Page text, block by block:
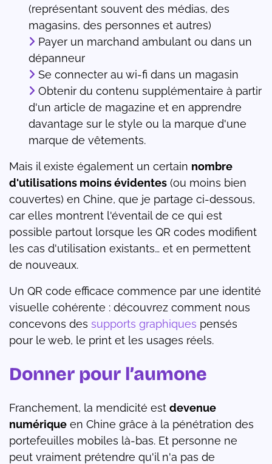
(représentant souvent des médias, des
magasins, des personnes et autres)
Payer un marchand ambulant ou dans un
dépanneur
Se connecter au wi-fi dans un magasin
Obtenir du contenu supplémentaire à partir
d'un article de magazine et en apprendre
davantage sur le style ou la marque d'une
marque de vêtements.
Mais il existe également un certain nombre
d'utilisations moins évidentes (ou moins bien
couvertes) en Chine, que je partage ci-dessous,
car elles montrent l'éventail de ce qui est
possible partout lorsque les QR codes modifient
les cas d'utilisation existants… et en permettent
de nouveaux.
Un QR code efficace commence par une identité
visuelle cohérente : découvrez comment nous
concevons des supports graphiques pensés
pour le web, le print et les usages réels.
Donner pour l’aumone
Franchement, la mendicité est devenue
numérique en Chine grâce à la pénétration des
portefeuilles mobiles là-bas. Et personne ne
peut vraiment prétendre qu'il n'a pas de